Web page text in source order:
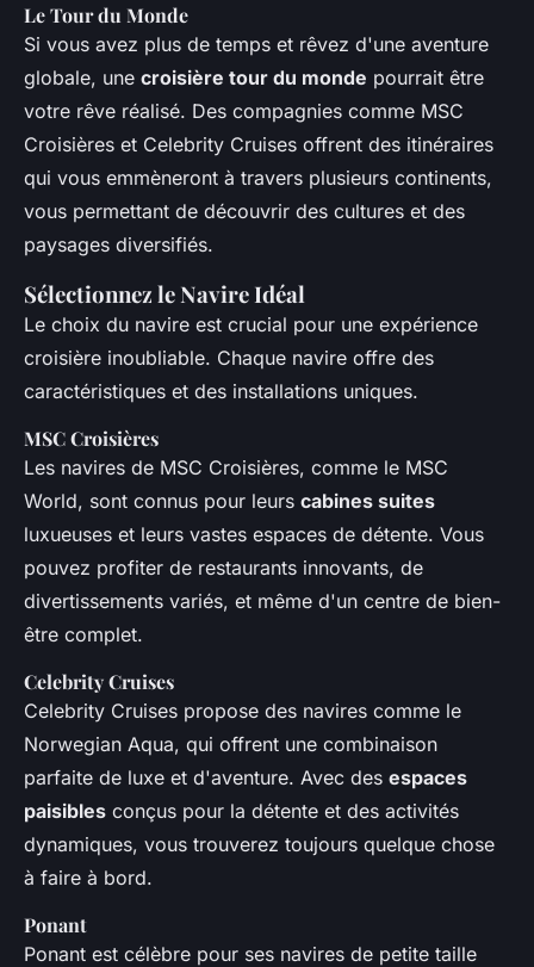
Le Tour du Monde
Si vous avez plus de temps et rêvez d'une aventure
globale, une croisière tour du monde pourrait être
votre rêve réalisé. Des compagnies comme MSC
Croisières et Celebrity Cruises offrent des itinéraires
qui vous emmèneront à travers plusieurs continents,
vous permettant de découvrir des cultures et des
paysages diversifiés.
Sélectionnez le Navire Idéal
Le choix du navire est crucial pour une expérience
croisière inoubliable. Chaque navire offre des
caractéristiques et des installations uniques.
MSC Croisières
Les navires de MSC Croisières, comme le MSC
World, sont connus pour leurs cabines suites
luxueuses et leurs vastes espaces de détente. Vous
pouvez profiter de restaurants innovants, de
divertissements variés, et même d'un centre de bien-
être complet.
Celebrity Cruises
Celebrity Cruises propose des navires comme le
Norwegian Aqua, qui offrent une combinaison
parfaite de luxe et d'aventure. Avec des espaces
paisibles conçus pour la détente et des activités
dynamiques, vous trouverez toujours quelque chose
à faire à bord.
Ponant
Ponant est célèbre pour ses navires de petite taille